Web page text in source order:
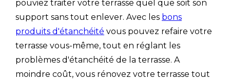
pouviez traiter votre terrasse quel que soit son
support sans tout enlever. Avec les bons
produits d'étanchéité vous pouvez refaire votre
terrasse vous-même, tout en réglant les
problèmes d'étanchéité de la terrasse. A
moindre coût, vous rénovez votre terrasse tout